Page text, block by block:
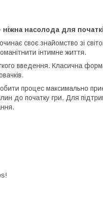
насолода для
своє знайомство зі
інтимне життя.
введення. Класична
процес максимально
до початку гри. Для